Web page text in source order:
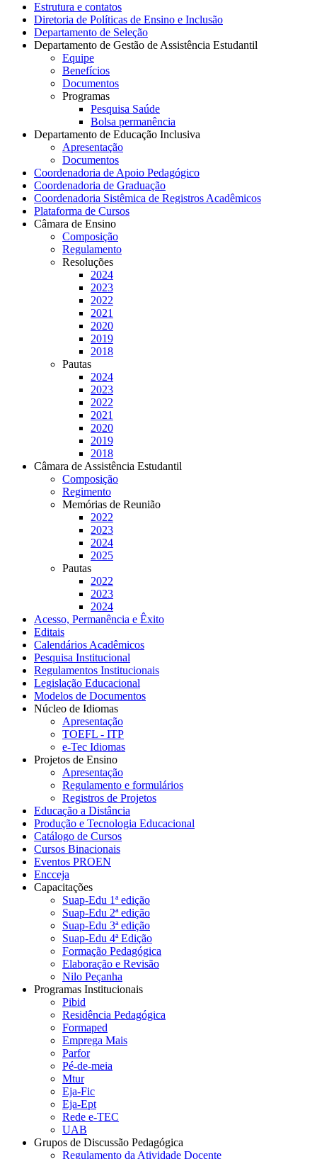
Estrutura e contatos
Diretoria de Políticas de Ensino e Inclusão
Departamento de Seleção
Departamento de Gestão de Assistência Estudantil
Equipe
Benefícios
Documentos
Programas
Pesquisa Saúde
Bolsa permanência
Departamento de Educação Inclusiva
Apresentação
Documentos
Coordenadoria de Apoio Pedagógico
Coordenadoria de Graduação
Coordenadoria Sistêmica de Registros Acadêmicos
Plataforma de Cursos
Câmara de Ensino
Composição
Regulamento
Resoluções
2024
2023
2022
2021
2020
2019
2018
Pautas
2024
2023
2022
2021
2020
2019
2018
Câmara de Assistência Estudantil
Composição
Regimento
Memórias de Reunião
2022
2023
2024
2025
Pautas
2022
2023
2024
Acesso, Permanência e Êxito
Editais
Calendários Acadêmicos
Pesquisa Institucional
Regulamentos Institucionais
Legislação Educacional
Modelos de Documentos
Núcleo de Idiomas
Apresentação
TOEFL - ITP
e-Tec Idiomas
Projetos de Ensino
Apresentação
Regulamento e formulários
Registros de Projetos
Educação a Distância
Produção e Tecnologia Educacional
Catálogo de Cursos
Cursos Binacionais
Eventos PROEN
Encceja
Capacitações
Suap-Edu 1ª edição
Suap-Edu 2ª edição
Suap-Edu 3ª edição
Suap-Edu 4ª Edição
Formação Pedagógica
Elaboração e Revisão
Nilo Peçanha
Programas Institucionais
Pibid
Residência Pedagógica
Formaped
Emprega Mais
Parfor
Pé-de-meia
Mtur
Eja-Fic
Eja-Ept
Rede e-TEC
UAB
Grupos de Discussão Pedagógica
Regulamento da Atividade Docente